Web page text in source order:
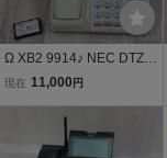
Ω XB2 9914♪ NEC DTZ-2
4BT-3D(WH) Aspire UX
電池付 返品可 超特価品
現在 11,000 円